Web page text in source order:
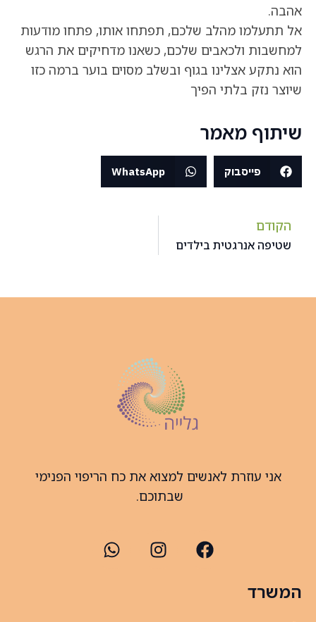
אהבה.
אל תתעלמו מהלב שלכם, תפתחו אותו, פתחו מודעות
למחשבות ולכאבים שלכם, כשאנו מדחיקים את הרגש
הוא נתקע אצלינו בגוף ובשלב מסוים בוער ברמה כזו
שיוצר נזק בלתי הפיך
שיתוף מאמר
פייסבוק WhatsApp
הקודם
שטיפה אנרגטית בילדים
אני עוזרת לאנשים למצוא את כח הריפוי הפנימי
שבתוכם.
המשרד